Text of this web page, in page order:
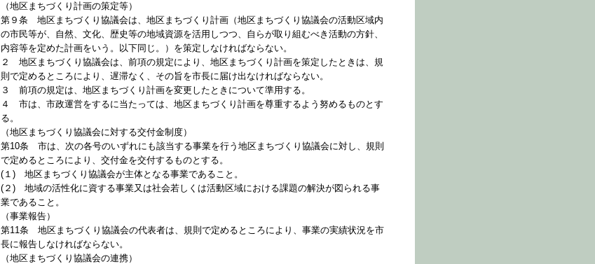
（地区まちづくり計画の策定等）
第９条 地区まちづくり協議会は、地区まちづくり計画（地区まちづくり協議会の活動区域内
の市民等が、自然、文化、歴史等の地域資源を活用しつつ、自らが取り組むべき活動の方針、
内容等を定めた計画をいう。以下同じ。）を策定しなければならない。
２ 地区まちづくり協議会は、前項の規定により、地区まちづくり計画を策定したときは、規
則で定めるところにより、遅滞なく、その旨を市長に届け出なければならない。
３ 前項の規定は、地区まちづくり計画を変更したときについて準用する。
４ 市は、市政運営をするに当たっては、地区まちづくり計画を尊重するよう努めるものとす
る。
（地区まちづくり協議会に対する交付金制度）
第10条 市は、次の各号のいずれにも該当する事業を行う地区まちづくり協議会に対し、規則
で定めるところにより、交付金を交付するものとする。
(１) 地区まちづくり協議会が主体となる事業であること。
(２) 地域の活性化に資する事業又は社会若しくは活動区域における課題の解決が図られる事
業であること。
（事業報告）
第11条 地区まちづくり協議会の代表者は、規則で定めるところにより、事業の実績状況を市
長に報告しなければならない。
（地区まちづくり協議会の連携）